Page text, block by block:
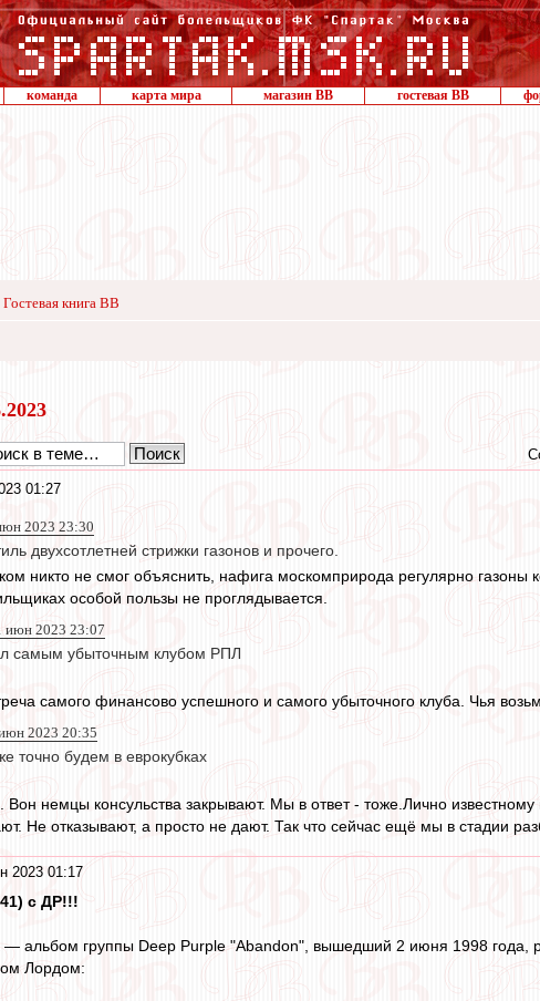
команда карта мира магазин ВВ гостевая ВВ
Гостевая книга ВВ
01:27
2023 23:30
двухсотлетней стрижки газонов и прочего.
никто не смог объяснить, нафига москомприрода регулярно газоны
особой пользы не проглядывается.
июн 2023 23:07
самым убыточным клубом РПЛ
самого финансово успешного и самого убыточного клуба. Чья
2023 20:35
точно будем в еврокубках
немцы консульства закрывают. Мы в ответ - тоже.Лично известному
Не отказывают, а просто не дают. Так что сейчас ещё мы в стадии
2023 01:17
с ДР!!!
— альбом группы Deep Purple "Abandon", вышедший 2 июня 1998 года,
Лордом: